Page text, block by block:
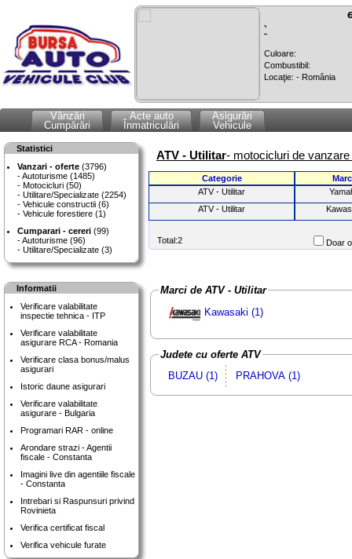
`
Culoare:
Combustibil:
Locaţie: - România
Vânzări
Cumpărări
Acte auto
Înmatriculări
Asigurări
Vehicule
Statistici
Vanzari - oferte (3796)
Autoturisme (1485)
Motocicluri (50)
Utilitare/Specializate (2254)
Vehicule constructii (6)
Vehicule forestiere (1)
Cumparari - cereri (99)
Autoturisme (96)
Utilitare/Specializate (3)
Informatii
Verificare valabilitate
inspectie tehnica - ITP
Verificare valabilitate
asigurare RCA - Romania
Verificare clasa bonus/malus
asigurari
Istoric daune asigurari
Verificare valabilitate
asigurare - Bulgaria
Programari RAR - online
Arondare strazi - Agentii
fiscale - Constanta
Imagini live din agentiile fiscale
- Constanta
Intrebari si Raspunsuri privind
Rovinieta
Verifica certificat fiscal
Verifica vehicule furate
ATV - Utilitar- motocicluri de vanzare
Categorie
ATV - Utilitar
ATV - Utilitar
Total:2 Doar
Marci de ATV - Utilitar
Kawasaki (1)
Judete cu oferte ATV
BUZAU (1)
PRAHOVA (1)